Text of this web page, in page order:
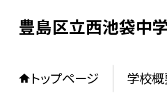
豊島区立西池袋中
トップページ 学校